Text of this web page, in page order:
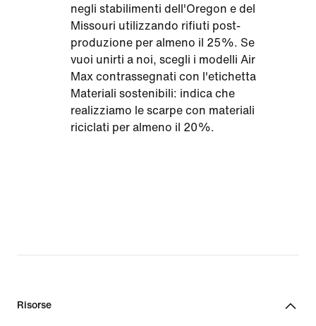
negli stabilimenti dell'Oregon e del
Missouri utilizzando rifiuti post-
produzione per almeno il 25%. Se
vuoi unirti a noi, scegli i modelli Air
Max contrassegnati con l'etichetta
Materiali sostenibili: indica che
realizziamo le scarpe con materiali
riciclati per almeno il 20%.
Risorse